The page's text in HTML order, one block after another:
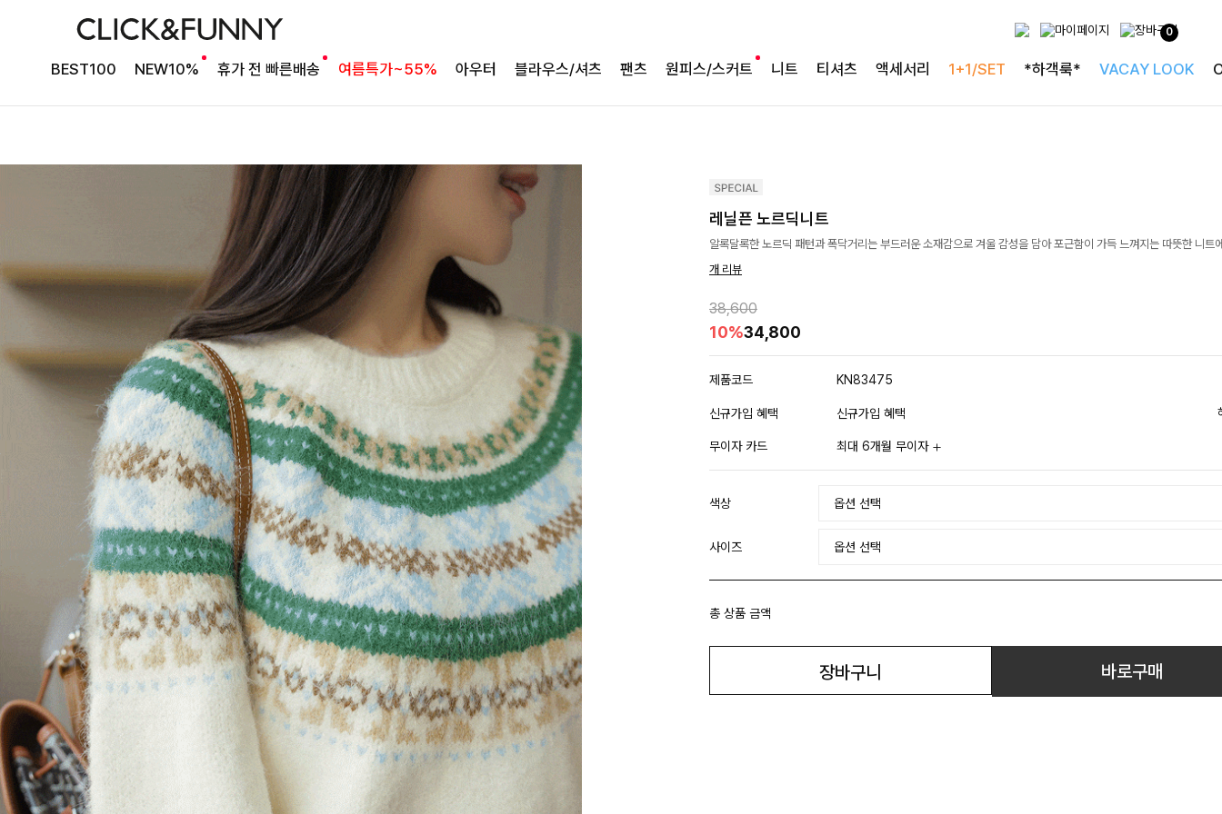
0
BEST100 NEW10% 휴가 전 빠른배송 여름특가~55% 아우터 블라우스/셔츠 팬츠 원피스/스커트 니트 티셔츠 액세서리 1+1/SET *하객룩* VACAY LOOK
레닐픈 노르딕니트
알록달록한 노르딕 패턴과 폭닥거리는 부드러운 소재감으로 겨울 감성을 담아 포근함이 가득 느껴지는 따뜻한 니트
개 리뷰
38,600
10%34,800
제품코드 KN83475
신규가입 혜택 신규가입 혜택
무이자 카드 최대 6개월 무이자
색상
사이즈
총 상품 금액
장바구니 바로구매